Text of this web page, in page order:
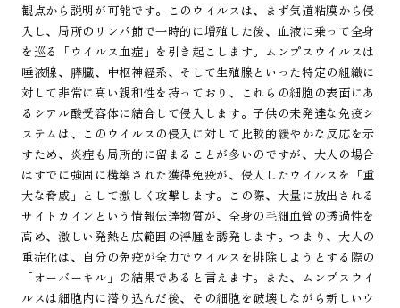
観点から説明が可能です。このウイルスは、まず気道粘膜から侵
入し、局所のリンパ節で一時的に増殖した後、血液に乗って全身
を巡る「ウイルス血症」を引き起こします。ムンプスウイルスは
唾液腺、膵臓、中枢神経系、そして生殖腺といった特定の組織に
対して非常に高い親和性を持っており、これらの細胞の表面にあ
るシアル酸受容体に結合して侵入します。子供の未発達な免疫シ
ステムは、このウイルスの侵入に対して比較的緩やかな反応を示
すため、炎症も局所的に留まることが多いのですが、大人の場合
はすでに強固に構築された獲得免疫が、侵入したウイルスを「重
大な脅威」として激しく攻撃します。この際、大量に放出される
サイトカインという情報伝達物質が、全身の毛細血管の透過性を
高め、激しい発熱と広範囲の浮腫を誘発します。つまり、大人の
重症化は、自分の免疫が全力でウイルスを排除しようとする際の
「オーバーキル」の結果であると言えます。また、ムンプスウイ
ルスは細胞内に潜り込んだ後、その細胞を破壊しながら新しいウ